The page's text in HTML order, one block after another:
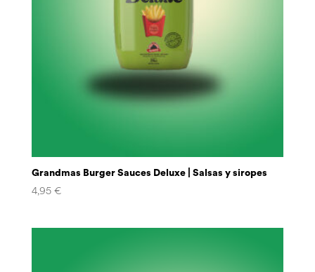
Grandmas Burger Sauces Deluxe | Salsas y siropes
4,95 €